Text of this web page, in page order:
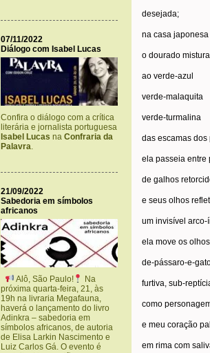
07/11/2022
Diálogo com Isabel Lucas
Confira o diálogo com a crítica
literária e jornalista portuguesa
Isabel Lucas na Confraria da
Palavra.
21/09/2022
Sabedoria em símbolos
africanos
Alô, São Paulo!
Na
próxima quarta-feira, 21, às
19h na livraria Megafauna,
haverá o lançamento do livro
Adinkra – sabedoria em
símbolos africanos, de autoria
de Elisa Larkin Nascimento e
Luiz Carlos Gá. O evento é
desejada;
na casa japonesa
o dourado
ao verde-azul
verde-malaquita
verde-turmalina
das escamas dos
ela passeia entre
de galhos
e seus olhos
um invisível arco-
ela move os
de-pássaro-e-
furtiva, sub-
como
e meu coração
em rima com